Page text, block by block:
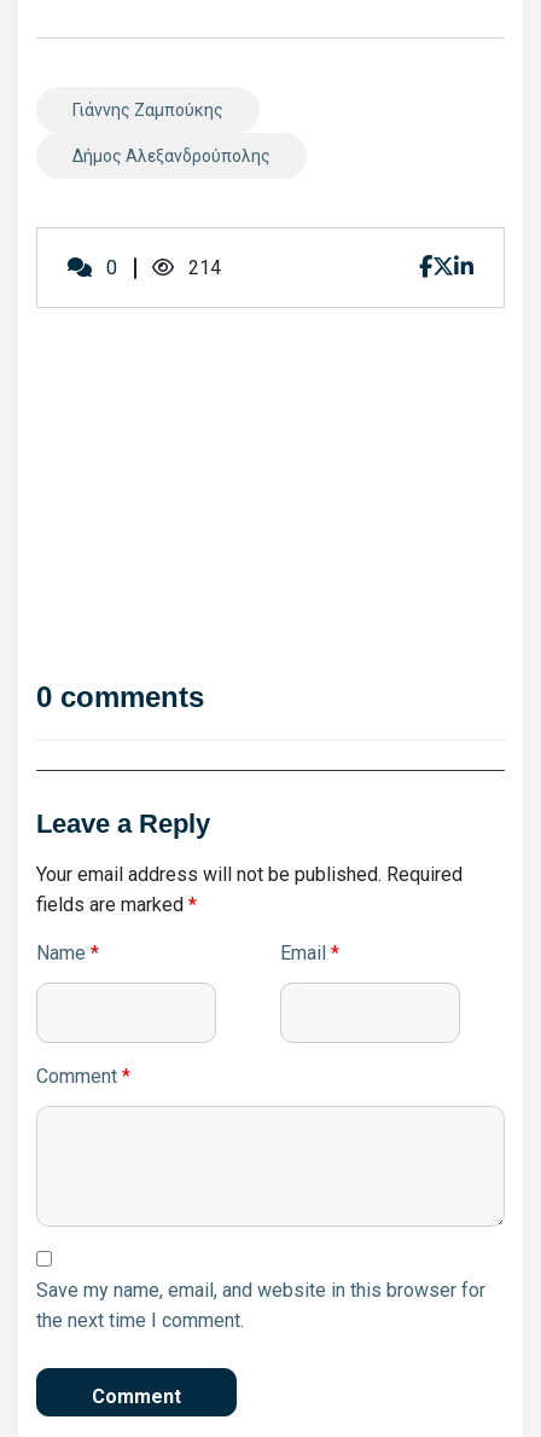
Γιάννης Ζαμπούκης
Δήμος Αλεξανδρούπολης
0 214
0 comments
Leave a Reply
Your email address will not be published. Required
fields are marked *
Name * Email *
Comment *
Save my name, email, and website in this browser for
the next time I comment.